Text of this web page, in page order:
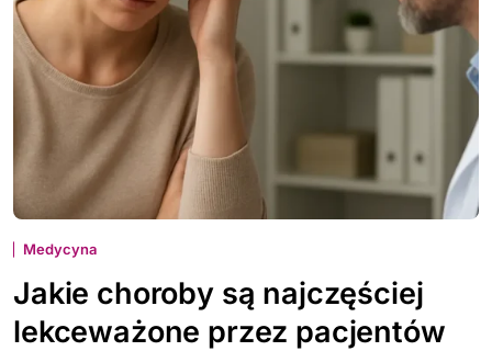
Medycyna
Jakie choroby są najczęściej
lekceważone przez pacjentów